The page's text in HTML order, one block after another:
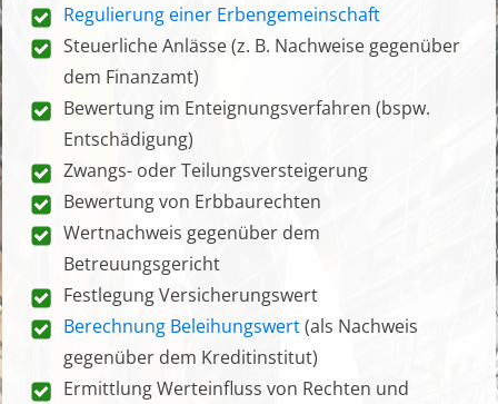
Regulierung einer Erbengemeinschaft
Steuerliche Anlässe (z. B. Nachweise gegenüber
dem Finanzamt)
Bewertung im Enteignungsverfahren (bspw.
Entschädigung)
Zwangs- oder Teilungsversteigerung
Bewertung von Erbbaurechten
Wertnachweis gegenüber dem
Betreuungsgericht
Festlegung Versicherungswert
Berechnung Beleihungswert(als Nachweis
gegenüber dem Kreditinstitut)
Ermittlung Werteinfluss von Rechten und